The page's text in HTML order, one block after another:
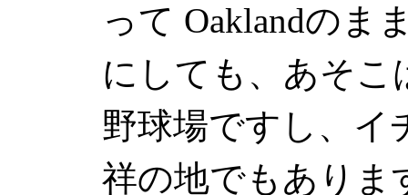
って Oaklandのま
にしても、あそこ
野球場ですし、イ
祥の地でもありま